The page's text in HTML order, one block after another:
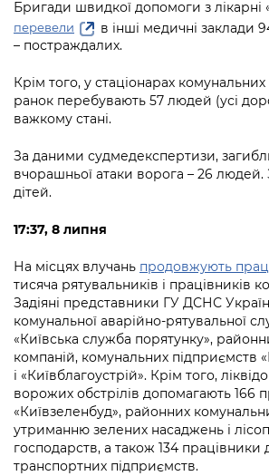
Бригади швидкої допомоги з лікарні
перевели
в інші медичні заклади
– постраждалих.
Крім того, у стаціонарах
ранок перебувають 57 людей (усі
важкому стані.
За даними судмедекспертизи,
вчорашньої атаки ворога – 26
дітей.
17:37, 8 липня
На місцях влучань продовжують
тисяча рятувальників і працівників
Задіяні представники ГУ ДСНС
комунальної аварійно-рятувальної
«Київська служба порятунку»,
компаній, комунальних підприємств
і «Київблагоустрій». Крім того,
ворожих обстрілів допомагають 166
«Київзеленбуд», районних
утриманню зелених насаджень і
господарств, а також 134
транспортних підприємств.